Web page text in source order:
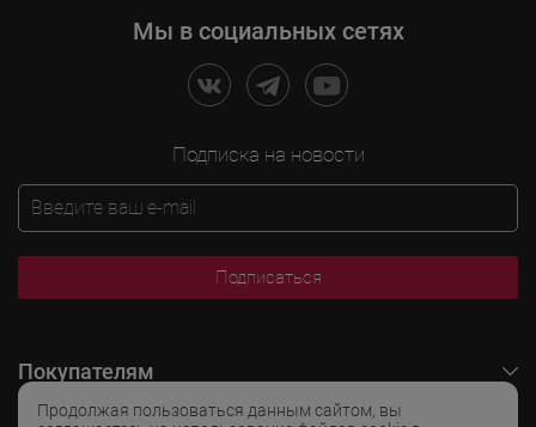
Продолжая пользоваться данным сайтом, вы
Мы в социальных сетях
Подписка на новости
Подписаться
Покупателям